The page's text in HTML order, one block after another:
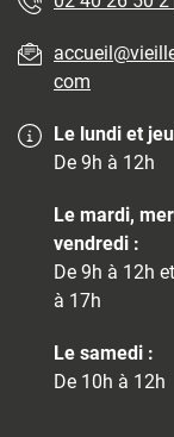
com
Le lundi et
De 9h à 12h
Le mardi,
vendredi :
De 9h à 12h
à 17h
Le samedi :
De 10h à 12h